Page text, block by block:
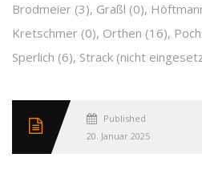
Brodmeier (3), Graßl (0),
Kretschmer (0), Orthen (16),
Sperlich (6), Strack (nicht
Published
20. Januar 2025